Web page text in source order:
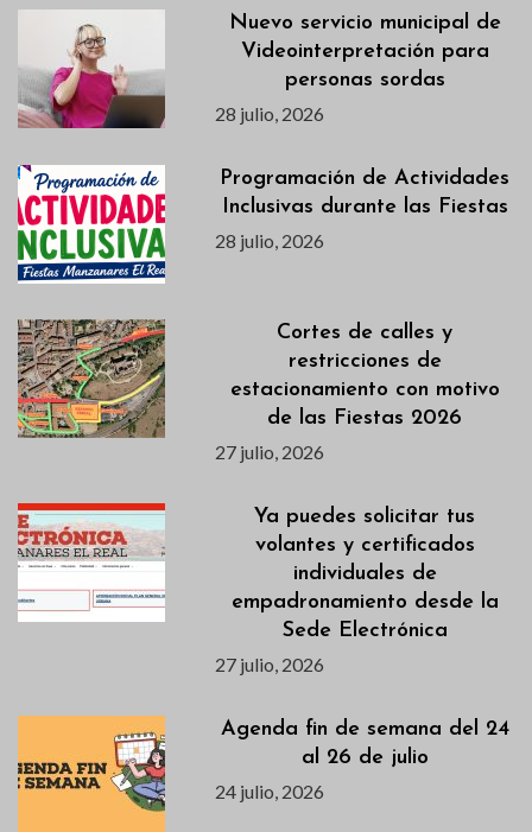
Nuevo servicio municipal de
Videointerpretación para
personas sordas
28 julio, 2026
Programación de Actividades
Inclusivas durante las Fiestas
28 julio, 2026
Cortes de calles y
restricciones de
estacionamiento con motivo
de las Fiestas 2026
27 julio, 2026
Ya puedes solicitar tus
volantes y certificados
individuales de
empadronamiento desde la
Sede Electrónica
27 julio, 2026
Agenda fin de semana del 24
al 26 de julio
24 julio, 2026